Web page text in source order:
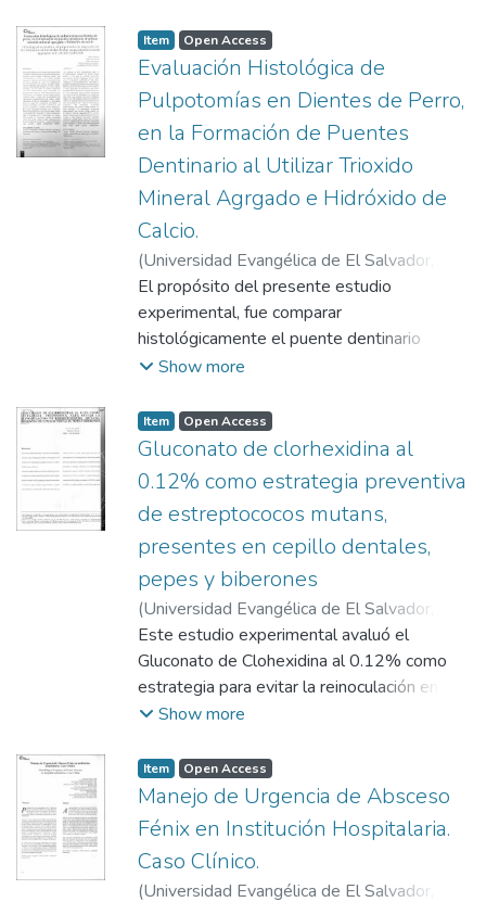
habiéndose examinado 241 piezas
extraídas. De las 241, seis fueron excluidas
Item Open Access
Evaluación Histológica de
Pulpotomías en Dientes de Perro,
en la Formación de Puentes
Dentinario al Utilizar Trioxido
Mineral Agrgado e Hidróxido de
Calcio.
(Universidad Evangélica de El Salvador,
2009-06)Herrera, Henry ;Herrera de,
Helen;Fuentes de Sermeño, Ruth Elizabeth
Herrera Castaneda, Hilda;Ruiz de Campos,
Guadalupe
El propósito del presente estudio
experimental, fue comparar
histológicamente el puente dentinario
formado sobre el tejido remanente pulpar
mineral agregado, utilizados en la técnica de
pulpotomía en piezas dentales de perro.
Los tratamientos fueron realizados en seis
piezas dentales vitales, tres de la
hemiarcada inferior derecha en piezas
similares, en las cuales se utilizó hidróxido
de calcio químicamente puro. Finalizadas las
pulpotomías, cada una de las piezas fueron
restauradas con amalgama de plata,
transcurrido cuarenta días el sujeto de
investigación fue sacrificado,
posteriormente las piezas fueron separadas
respectiva evaluación histológica..
Show more
Item Open Access
Gluconato de clorhexidina al
0.12% como estrategia preventiva
de estreptococos mutans,
presentes en cepillo dentales,
pepes y biberones
(Universidad Evangélica de El Salvador,
2005)Herrera, Henry;Chávez, Any Rudigna
Herrera de, Helen
Este estudio experimental avaluó el
Gluconato de Clohexidina al 0.12% como
estrategia para evitar la reinoculación en la
cavidad bucal de Estreptococos mutans
biberones. Veintiocho cepillos dentales
nuevos fueron distribuidos al azar en 4
grupos.
Show more
Item Open Access
Manejo de Urgencia de Absceso
Fénix en Institución Hospitalaria.
Caso Clínico.
(Universidad Evangélica de El Salvador,